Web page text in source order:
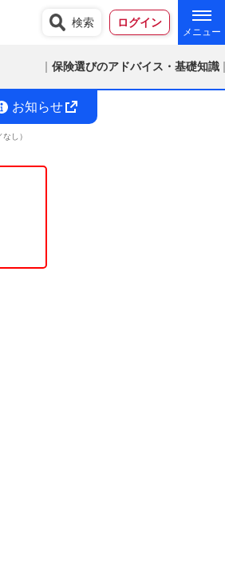
検索 ログイン
保険選びのアドバイス・基礎知識
お知らせ
し）